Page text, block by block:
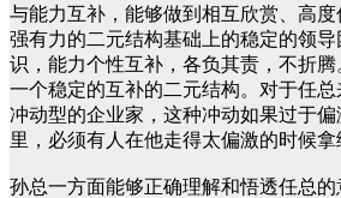
与能力互补，能够做到相互欣赏、高
强有力的二元结构基础上的稳定的领
识，能力个性互补，各负其责，不折
一个稳定的互补的二元结构。对于任总
冲动型的企业家，这种冲动如果过于
里，必须有人在他走得太偏激的时候拿
孙总一方面能够正确理解和悟透任总